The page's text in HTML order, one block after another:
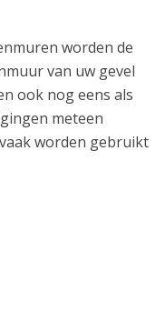
worden de
van uw gevel
ook nog eens als
meteen
worden gebruikt